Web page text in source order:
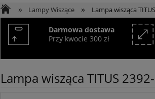
» Lampy Wiszące » Lampa wisząca
Darmowa dostawa
Przy kwocie 300 zł
Lampa wisząca TITUS